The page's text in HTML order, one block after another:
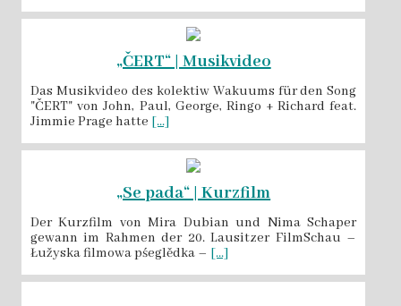
„ČERT“ | Musikvideo
Das Musikvideo des kolektiw Wakuums für den Song
"ČERT" von John, Paul, George, Ringo + Richard feat.
Jimmie Prage hatte [...]
„Se pada“ | Kurzfilm
Der Kurzfilm von Mira Dubian und Nima Schaper
gewann im Rahmen der 20. Lausitzer FilmSchau –
Łužyska filmowa pśeglědka – [...]